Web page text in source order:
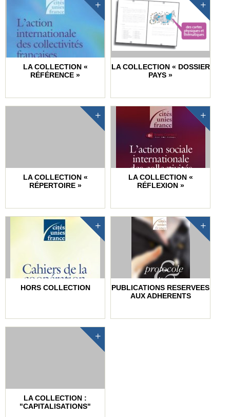
LA COLLECTION «
RÉFÉRENCE »
LA COLLECTION « DOSSIER
PAYS »
LA COLLECTION «
RÉPERTOIRE »
LA COLLECTION «
RÉFLEXION »
HORS COLLECTION
PUBLICATIONS RESERVEES
AUX ADHERENTS
LA COLLECTION :
"CAPITALISATIONS"